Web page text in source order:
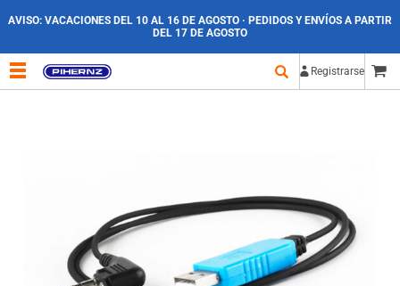
AVISO: VACACIONES DEL 10 AL 16 DE AGOSTO · PEDIDOS Y ENVÍOS A PARTIR
DEL 17 DE AGOSTO
Registrarse